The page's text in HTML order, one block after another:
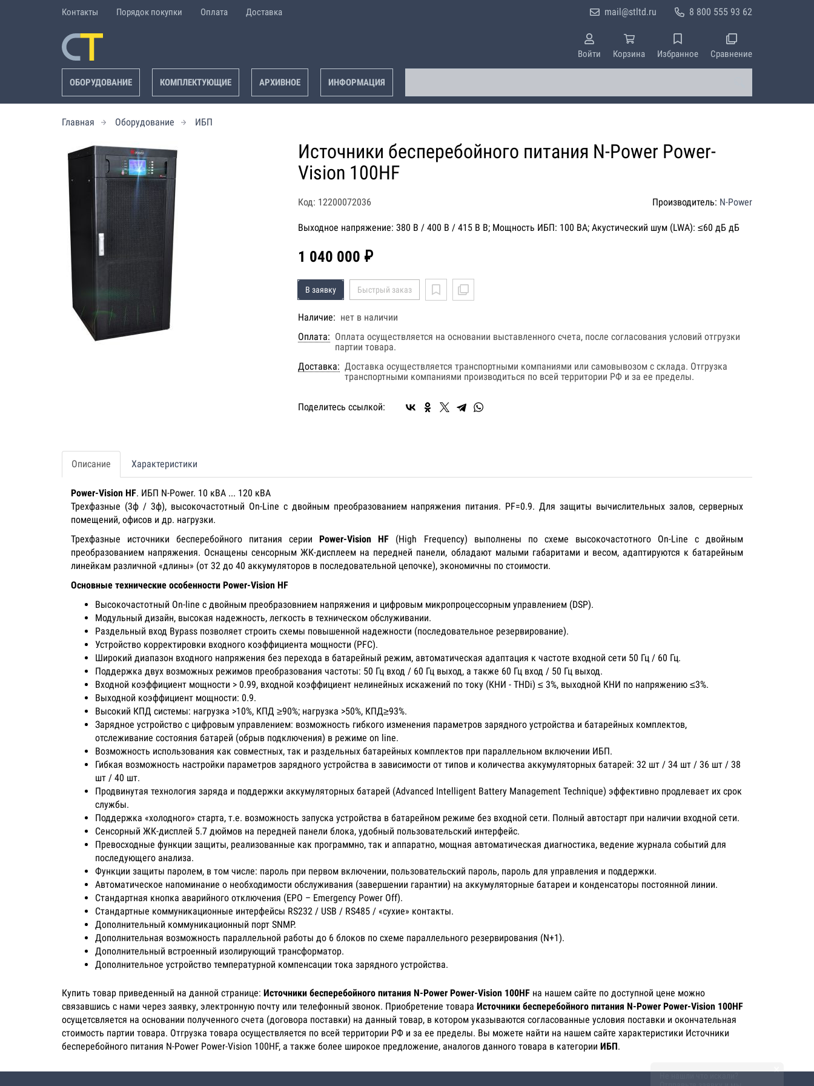
Контакты Порядок покупки Оплата Доставка 8 800 555 93 62
mail@stltd.ru
Войти Корзина Избранное Сравнение
ОБОРУДОВАНИЕ КОМПЛЕКТУЮЩИЕ АРХИВНОЕ ИНФОРМАЦИЯ
Главная Оборудование ИБП
Источники бесперебойного питания N-Power Power-
Vision 100HF
Код: 12200072036 Производитель: N-Power
Выходное напряжение: 380 В / 400 В / 415 В В; Мощность ИБП: 100 ВА; Акустический шум (LWA): ≤60 дБ дБ
1 040 000 ₽
В заявку Быстрый заказ
Наличие: нет в наличии
Оплата: Оплата осуществляется на основании выставленного счета, после согласования условий отгрузки
партии товара.
Доставка: Доставка осуществляется транспортными компаниями или самовывозом с склада. Отгрузка
транспортными компаниями производиться по всей территории РФ и за ее пределы.
Поделитесь ссылкой:
Описание Характеристики
Power-Vision HF. ИБП N-Power. 10 кВА ... 120 кВА
Трехфазные (3ф / 3ф), высокочастотный On-Line с двойным преобразованием напряжения питания. PF=0.9. Для защиты вычислительных залов, серверных
помещений, офисов и др. нагрузки.
Трехфазные источники бесперебойного питания серии Power-Vision HF (High Frequency) выполнены по схеме высокочастотного On-Line с двойным
преобразованием напряжения. Оснащены сенсорным ЖК-дисплеем на передней панели, обладают малыми габаритами и весом, адаптируются к батарейным
линейкам различной «длины» (от 32 до 40 аккумуляторов в последовательной цепочке), экономичны по стоимости.
Основные технические особенности Power-Vision HF
Высокочастотный On-line с двойным преобразовнием напряжения и цифровым микропроцессорным управлением (DSP).
Модульный дизайн, высокая надежность, легкость в техническом обслуживании.
Раздельный вход Bypass позволяет строить схемы повышенной надежности (последовательное резервирование).
Устройство корректировки входного коэффициента мощности (PFC).
Широкий диапазон входного напряжения без перехода в батарейный режим, автоматическая адаптация к частоте входной сети 50 Гц / 60 Гц.
Поддержка двух возможных режимов преобразования частоты: 50 Гц вход / 60 Гц выход, а также 60 Гц вход / 50 Гц выход.
Входной коэффициент мощности > 0.99, входной коэффициент нелинейных искажений по току (КНИ - THDi) ≤ 3%, выходной КНИ по напряжению ≤3%.
Выходной коэффициент мощности: 0.9.
Высокий КПД системы: нагрузка >10%, КПД ≥90%; нагрузка >50%, КПД≥93%.
Зарядное устройство с цифровым управлением: возможность гибкого изменения параметров зарядного устройства и батарейных комплектов,
отслеживание состояния батарей (обрыв подключения) в режиме on line.
Возможность использования как совместных, так и раздельных батарейных комплектов при параллельном включении ИБП.
Гибкая возможность настройки параметров зарядного устройства в зависимости от типов и количества аккумуляторных батарей: 32 шт / 34 шт / 36 шт / 38
шт / 40 шт.
Продвинутая технология заряда и поддержки аккумуляторных батарей (Advanced Intelligent Battery Management Technique) эффективно продлевает их срок
службы.
Поддержка «холодного» старта, т.е. возможность запуска устройства в батарейном режиме без входной сети. Полный автостарт при наличии входной сети.
Сенсорный ЖК-дисплей 5.7 дюймов на передней панели блока, удобный пользовательский интерфейс.
Превосходные функции защиты, реализованные как программно, так и аппаратно, мощная автоматическая диагностика, ведение журнала событий для
последующего анализа.
Функции защиты паролем, в том числе: пароль при первом включении, пользовательский пароль, пароль для управления и поддержки.
Автоматическое напоминание о необходимости обслуживания (завершении гарантии) на аккумуляторные батареи и конденсаторы постоянной линии.
Стандартная кнопка аварийного отключения (EPO – Emergency Power Off).
Стандартные коммуникационные интерфейсы RS232 / USB / RS485 / «сухие» контакты.
Дополнительный коммуникационный порт SNMP.
Дополнительная возможность параллельной работы до 6 блоков по схеме параллельного резервирования (N+1).
Дополнительный встроенный изолирующий трансформатор.
Дополнительное устройство температурной компенсации тока зарядного устройства.
Купить товар приведенный на данной странице: Источники бесперебойного питания N-Power Power-Vision 100HF на нашем сайте по доступной цене можно
связавшись с нами через заявку, электронную почту или телефонный звонок. Приобретение товара Источники бесперебойного питания N-Power Power-Vision 100HF
осущетсвляется на основании полученного счета (договора поставки) на данный товар, в котором указываются согласованные условия поставки и окончательная
стоимость партии товара. Отгрузка товара осуществляется по всей территории РФ и за ее пределы. Вы можете найти на нашем сайте характеристики Источники
бесперебойного питания N-Power Power-Vision 100HF, а также более широкое предложение, аналогов данного товара в категории ИБП.
×